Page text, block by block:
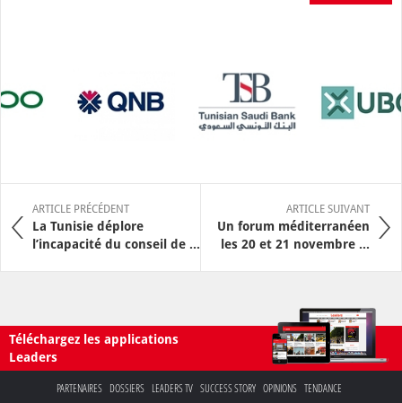
ARTICLE PRÉCÉDENT
La Tunisie déplore
l’incapacité du conseil de ...
ARTICLE SUIVANT
Un forum méditerranéen
les 20 et 21 novembre ...
Téléchargez les applications
Leaders
PARTENAIRES DOSSIERS LEADERS TV SUCCESS STORY OPINIONS TENDANCE